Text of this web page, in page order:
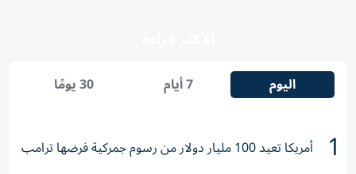
اليوم 7 أيام 30 يومًا
1 أمريكا تعيد 100 مليار دولار من رسوم جمركية فرضها ترامب